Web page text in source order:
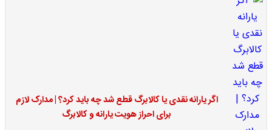
اگر یارانه نقدی یا کالابرگ قطع شد چه باید کرد؟ | مدارک لازم
برای احراز هویت یارانه و کالابرگ